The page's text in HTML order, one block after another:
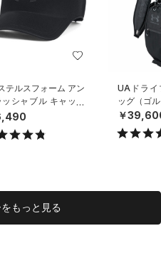
テルスフォーム アン
シャブル キャップ
イフスタイル/UNISE
UAドライ
ッグ（ゴ
￥
もっと見る